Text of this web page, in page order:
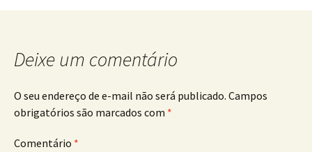
Deixe um comentário
O seu endereço de e-mail não será publicado. Campos
obrigatórios são marcados com *
Comentário *